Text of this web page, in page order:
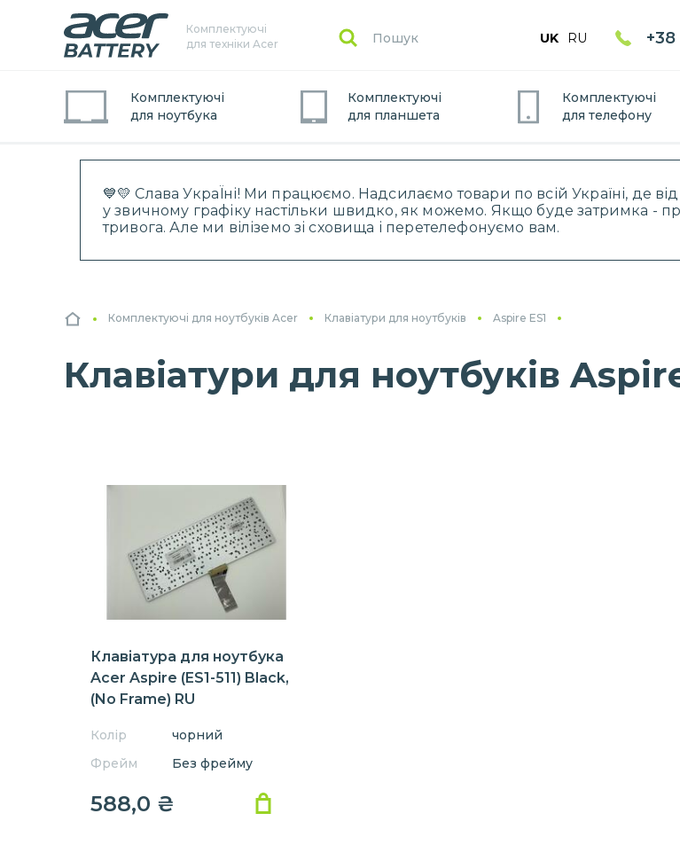
💙💛 Слава УкраЇні! Ми працюємо. Надсилаємо товари по всій Україні, де
у звичному графіку настільки швидко, як можемо. Якщо буде затримка -
тривога. Але ми віліземо зі сховища і перетелефонуємо вам.
Комплектуючі
для техніки Acer
UK RU
Комплектуючі
для ноутбука
Комплектуючі
для планшета
Комплектуючі
для телефону
Комплектуючі для ноутбуків Acer Клавіатури для ноутбуків Aspire ES1
Клавіатури для ноутбуків Aspire
Клавіатура для ноутбука
Acer Aspire (ES1-511) Black,
(No Frame) RU
Колір
чорний
Фрейм
Без фрейму
588,0 ₴